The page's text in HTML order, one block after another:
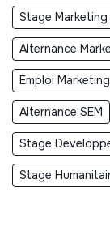
Stage
Alternance
Emploi
Alternance SEM
Stage
Stage